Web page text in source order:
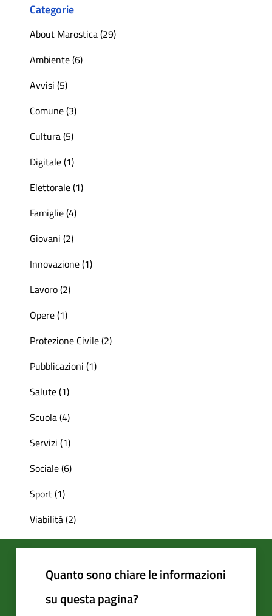
Categorie
About Marostica (29)
Ambiente (6)
Avvisi (5)
Comune (3)
Cultura (5)
Digitale (1)
Elettorale (1)
Famiglie (4)
Giovani (2)
Innovazione (1)
Lavoro (2)
Opere (1)
Protezione Civile (2)
Pubblicazioni (1)
Salute (1)
Scuola (4)
Servizi (1)
Sociale (6)
Sport (1)
Viabilità (2)
Quanto sono chiare le informazioni
su questa pagina?